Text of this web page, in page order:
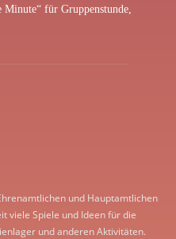
Minute“ für Gruppenstunde,
und Hauptamtlichen
viele Spiele und Ideen für die
und anderen Aktivitäten.